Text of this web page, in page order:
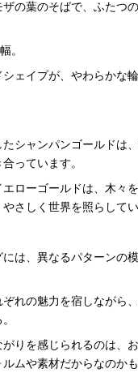
の葉のそばで、ふたつ
。
ェイプが、やわらかな
シャンパンゴールドは
っています。
ローゴールドは、木々
さしく世界を照らしてい
は、異なるパターンの
れの魅力を宿しながら
りを感じられるのは、
ムや素材だからなのかも